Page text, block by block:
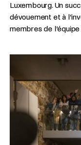
Luxembourg. Un
dévouement et à
membres de l’équipe